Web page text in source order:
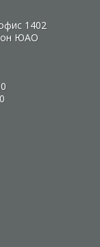
1402
ЮАО